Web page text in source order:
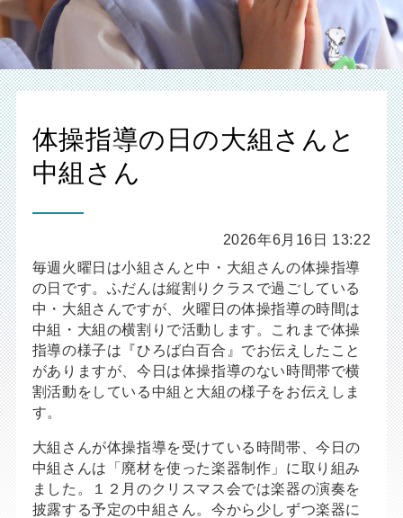
体操指導の日の大組さんと
中組さん
2026年6月16日 13:22
毎週火曜日は小組さんと中・大組さんの体操指導
の日です。ふだんは縦割りクラスで過ごしている
中・大組さんですが、火曜日の体操指導の時間は
中組・大組の横割りで活動します。これまで体操
指導の様子は『ひろば白百合』でお伝えしたこと
がありますが、今日は体操指導のない時間帯で横
割活動をしている中組と大組の様子をお伝えしま
す。
大組さんが体操指導を受けている時間帯、今日の
中組さんは「廃材を使った楽器制作」に取り組み
ました。１２月のクリスマス会では楽器の演奏を
披露する予定の中組さん。今から少しずつ楽器に